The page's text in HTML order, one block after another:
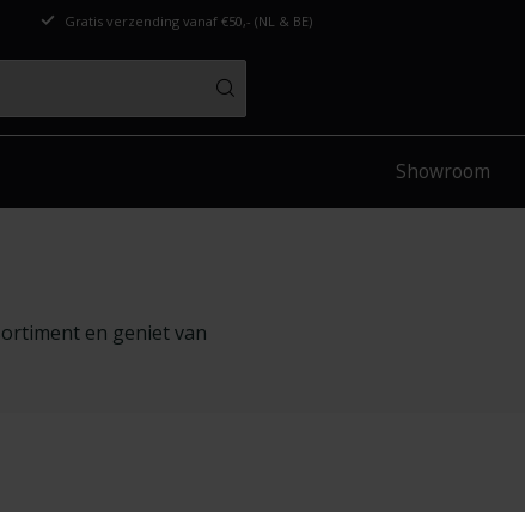
Gratis verzending vanaf €50,- (NL & BE)
Showroom
en geniet van